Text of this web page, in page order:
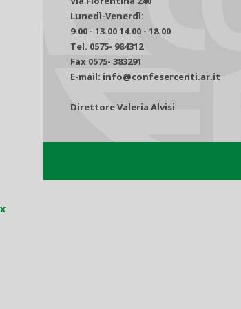
Lunedì-Venerdì:
9.00 - 13.00 14.00 - 18.00
Tel. 0575- 984312
Fax 0575- 383291
E-mail: info@confesercenti.ar.it
Direttore Valeria Alvisi
x